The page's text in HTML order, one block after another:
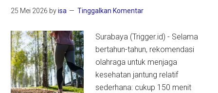
25 Mei 2026 byisa Tinggalkan Komentar
Surabaya (Trigger.id) - Selama
bertahun-tahun, rekomendasi
olahraga untuk menjaga
kesehatan jantung relatif
sederhana: cukup 150 menit